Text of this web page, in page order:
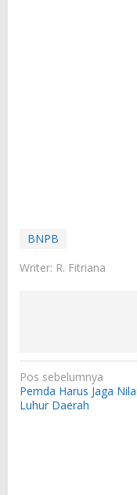
BNPB
Writer: R. Fitriana
N
a
Pos sebelumnya
Pemda Harus Jaga Nilai
Luhur Daerah